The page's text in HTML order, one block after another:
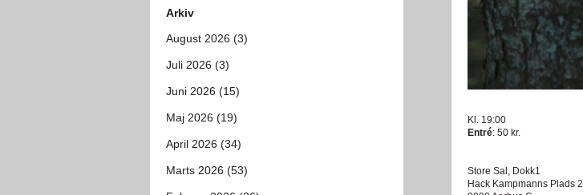
Kl. 19:00
Entré: 50 kr.
Store Sal, Dokk1
Hack Kampmanns Plads 2
Arkiv
August 2026 (3)
Juli 2026 (3)
Juni 2026 (15)
Maj 2026 (19)
April 2026 (34)
Marts 2026 (53)